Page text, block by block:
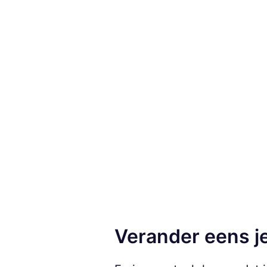
Verander eens